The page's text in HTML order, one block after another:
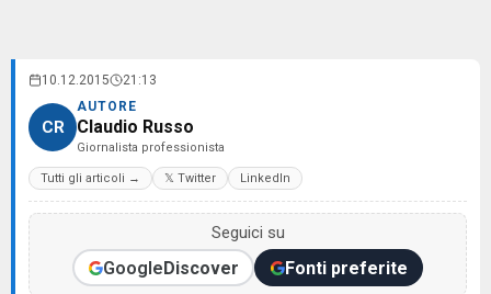
10.12.2015 21:13
CR
AUTORE
Claudio Russo
Giornalista professionista
Tutti gli articoli → 𝕏 Twitter LinkedIn
Seguici su
GoogleDiscover Fonti preferite